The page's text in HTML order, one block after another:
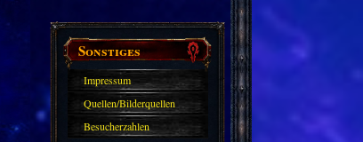
Sonstiges
Impressum
Quellen/Bilderquellen
Besucherzahlen